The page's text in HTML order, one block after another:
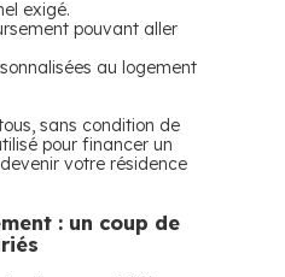
exigé.
pouvant aller
au logement
sans condition de
pour financer un
votre résidence
: un coup de